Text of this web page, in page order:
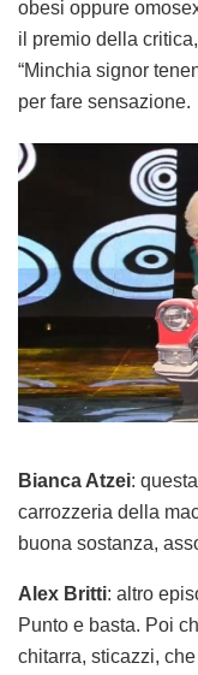
obesi oppure
il premio della
“Minchia signor
per fare sensazione.
Bianca Atzei:
carrozzeria della
buona sostanza,
Alex Britti: altro
Punto e basta. Poi
chitarra, sticazzi,